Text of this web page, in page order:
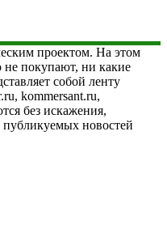
проектом. На этом
не покупают, ни какие
собой ленту
kommersant.ru,
без искажения,
публикуемых новостей